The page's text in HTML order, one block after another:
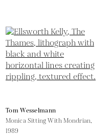
Tom Wesselmann
Monica Sitting With Mondrian,
1989